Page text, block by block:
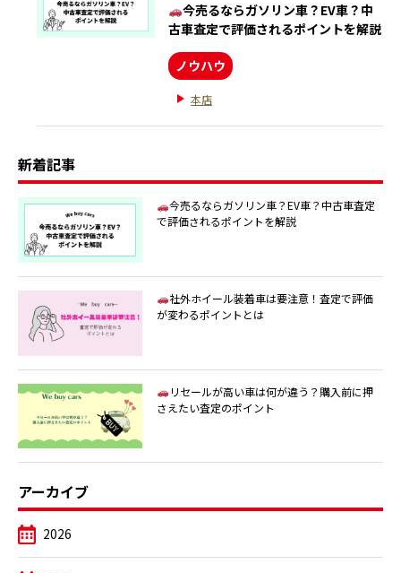
今売るならガソリン車？EV車？中
古車査定で評価されるポイントを解説
ノウハウ
本店
新着記事
今売るならガソリン車？EV車？中古車査定
で評価されるポイントを解説
社外ホイール装着車は要注意！査定で評価
が変わるポイントとは
リセールが高い車は何が違う？購入前に押
さえたい査定のポイント
アーカイブ
2026